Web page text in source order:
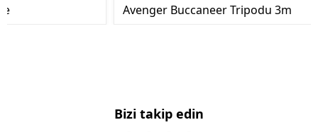
Avenger Buccaneer Tripodu 3m
Bizi takip edin